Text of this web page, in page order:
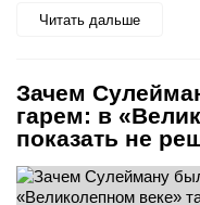
Читать дальше
Зачем
гарем: в
показать не